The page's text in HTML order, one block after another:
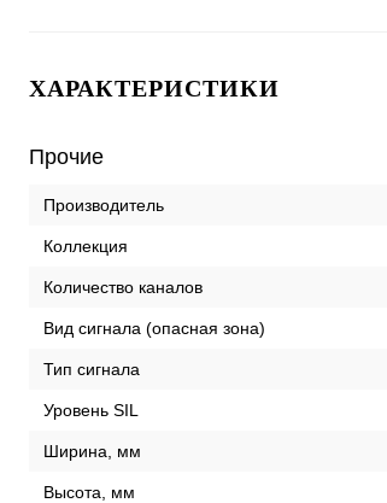
ХАРАКТЕРИСТИКИ
Прочие
Производитель
Коллекция
Количество каналов
Вид сигнала (опасная зона)
Тип сигнала
Уровень SIL
Ширина, мм
Высота, мм